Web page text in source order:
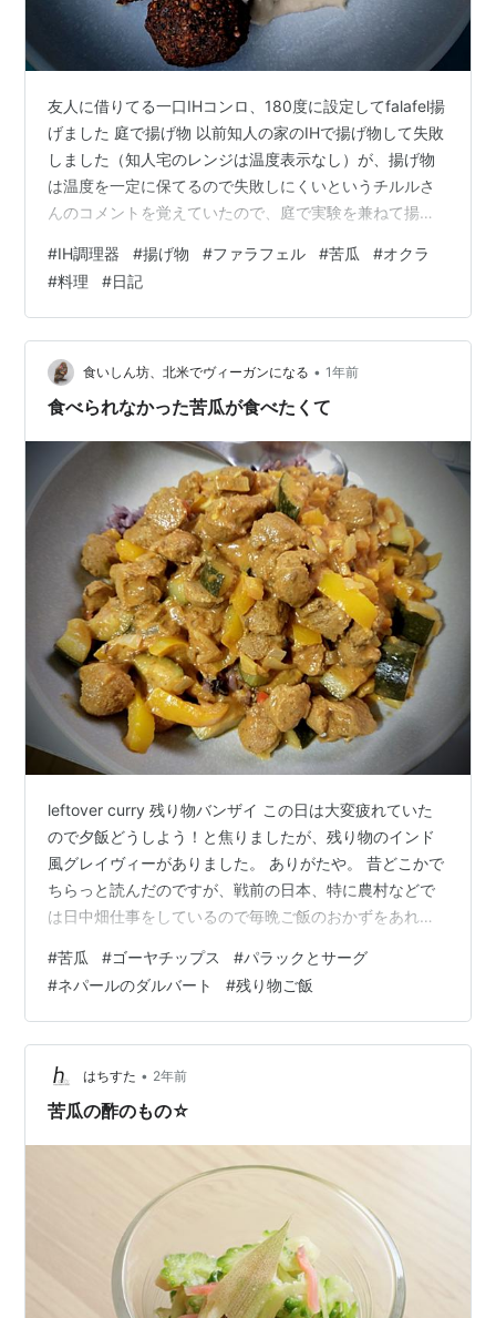
友人に借りてる一口IHコンロ、180度に設定してfalafel揚
げました 庭で揚げ物 以前知人の家のIHで揚げ物して失敗
しました（知人宅のレンジは温度表示なし）が、揚げ物
は温度を一定に保てるので失敗しにくいというチルルさ
んのコメントを覚えていたので、庭で実験を兼ねて揚げ
にして（小さめの鍋なので）温度を信頼して揚げたら、
カリッと美味しく全部揚げられました。 フープロがあれ
ば簡単・ファラフェルの作り方 浸水したチックピー（茹
でてある缶入りじゃないもの）とハーブと調味料をフー
ドプロセッサーで撹拌して団子にしたものを揚げるので
すが、揚げるのがヘル…
#IH調理器 #揚げ物 #ファラフェル #苦瓜 #オクラ
#料理 #日記
食いしん坊、北米でヴィーガンになる • 1年前
食べられなかった苦瓜が食べたくて
leftover curry 残り物バンザイ この日は大変疲れていた
ので夕飯どうしよう！と焦りましたが、残り物のインド
風グレイヴィーがありました。 ありがたや。 昔どこかで
ちらっと読んだのですが、戦前の日本、特に農村などで
は日中畑仕事をしているので毎晩ご飯のおかずをあれこ
きな鍋で大量に作っておき、それを何日かかけて食べて
いたと。 そりゃそうですよね〜。 毎晩あれこれ違うおか
ずを作って食卓を豪華にするのが主婦の役目、みたいに
なったのは戦後のことだそうです。 なんてことを考えな
がら、温め直した残り物を、バスマティじゃなくて日本
のご飯（日本産じゃない…
#苦瓜 #ゴーヤチップス #パラックとサーグ
#ネパールのダルバート #残り物ご飯
はちすた • 2年前
苦瓜の酢のもの☆